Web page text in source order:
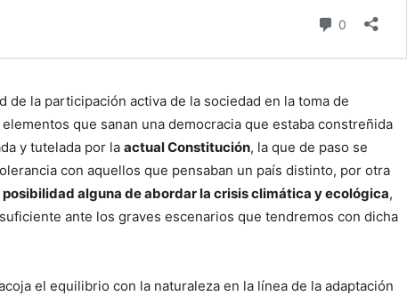
de la participación activa de la sociedad en la toma de
que sanan una democracia que estaba constreñida
y tutelada por la actual Constitución, la que de paso se
con aquellos que pensaban un país distinto, por otra
alguna de abordar la crisis climática y ecológica,
ante los graves escenarios que tendremos con dicha
el equilibrio con la naturaleza en la línea de la adaptación